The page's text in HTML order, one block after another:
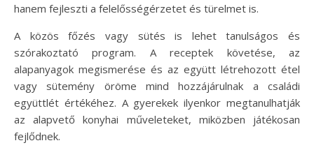
hanem fejleszti a felelősségérzetet és türelmet is.
A közös főzés vagy sütés is lehet tanulságos és
szórakoztató program. A receptek követése, az
alapanyagok megismerése és az együtt létrehozott étel
vagy sütemény öröme mind hozzájárulnak a családi
együttlét értékéhez. A gyerekek ilyenkor megtanulhatják
az alapvető konyhai műveleteket, miközben játékosan
fejlődnek.